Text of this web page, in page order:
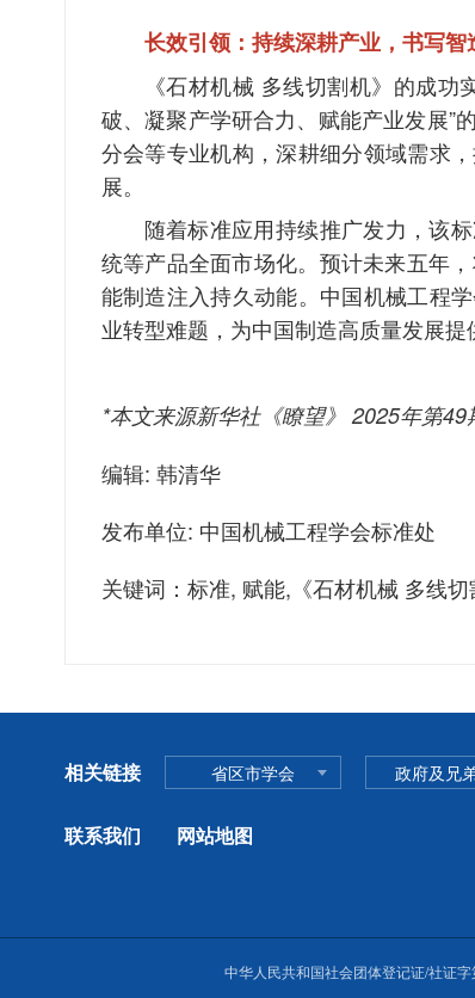
长效引领：持续深耕产业，书写智
《石材机械 多线切割机》的成
破、凝聚产学研合力、赋能产业发展”
分会等专业机构，深耕细分领域需求
展。
随着标准应用持续推广发力，该
统等产品全面市场化。预计未来五年
能制造注入持久动能。中国机械工程
业转型难题，为中国制造高质量发展提
*本文来源新华社《瞭望》 2025年第49
编辑: 韩清华
发布单位: 中国机械工程学会标准处
关键词：标准, 赋能,《石材机械 多线切
相关链接 省区市学会 政府及兄
联系我们 网站地图
中华人民共和国社会团体登记证/社证